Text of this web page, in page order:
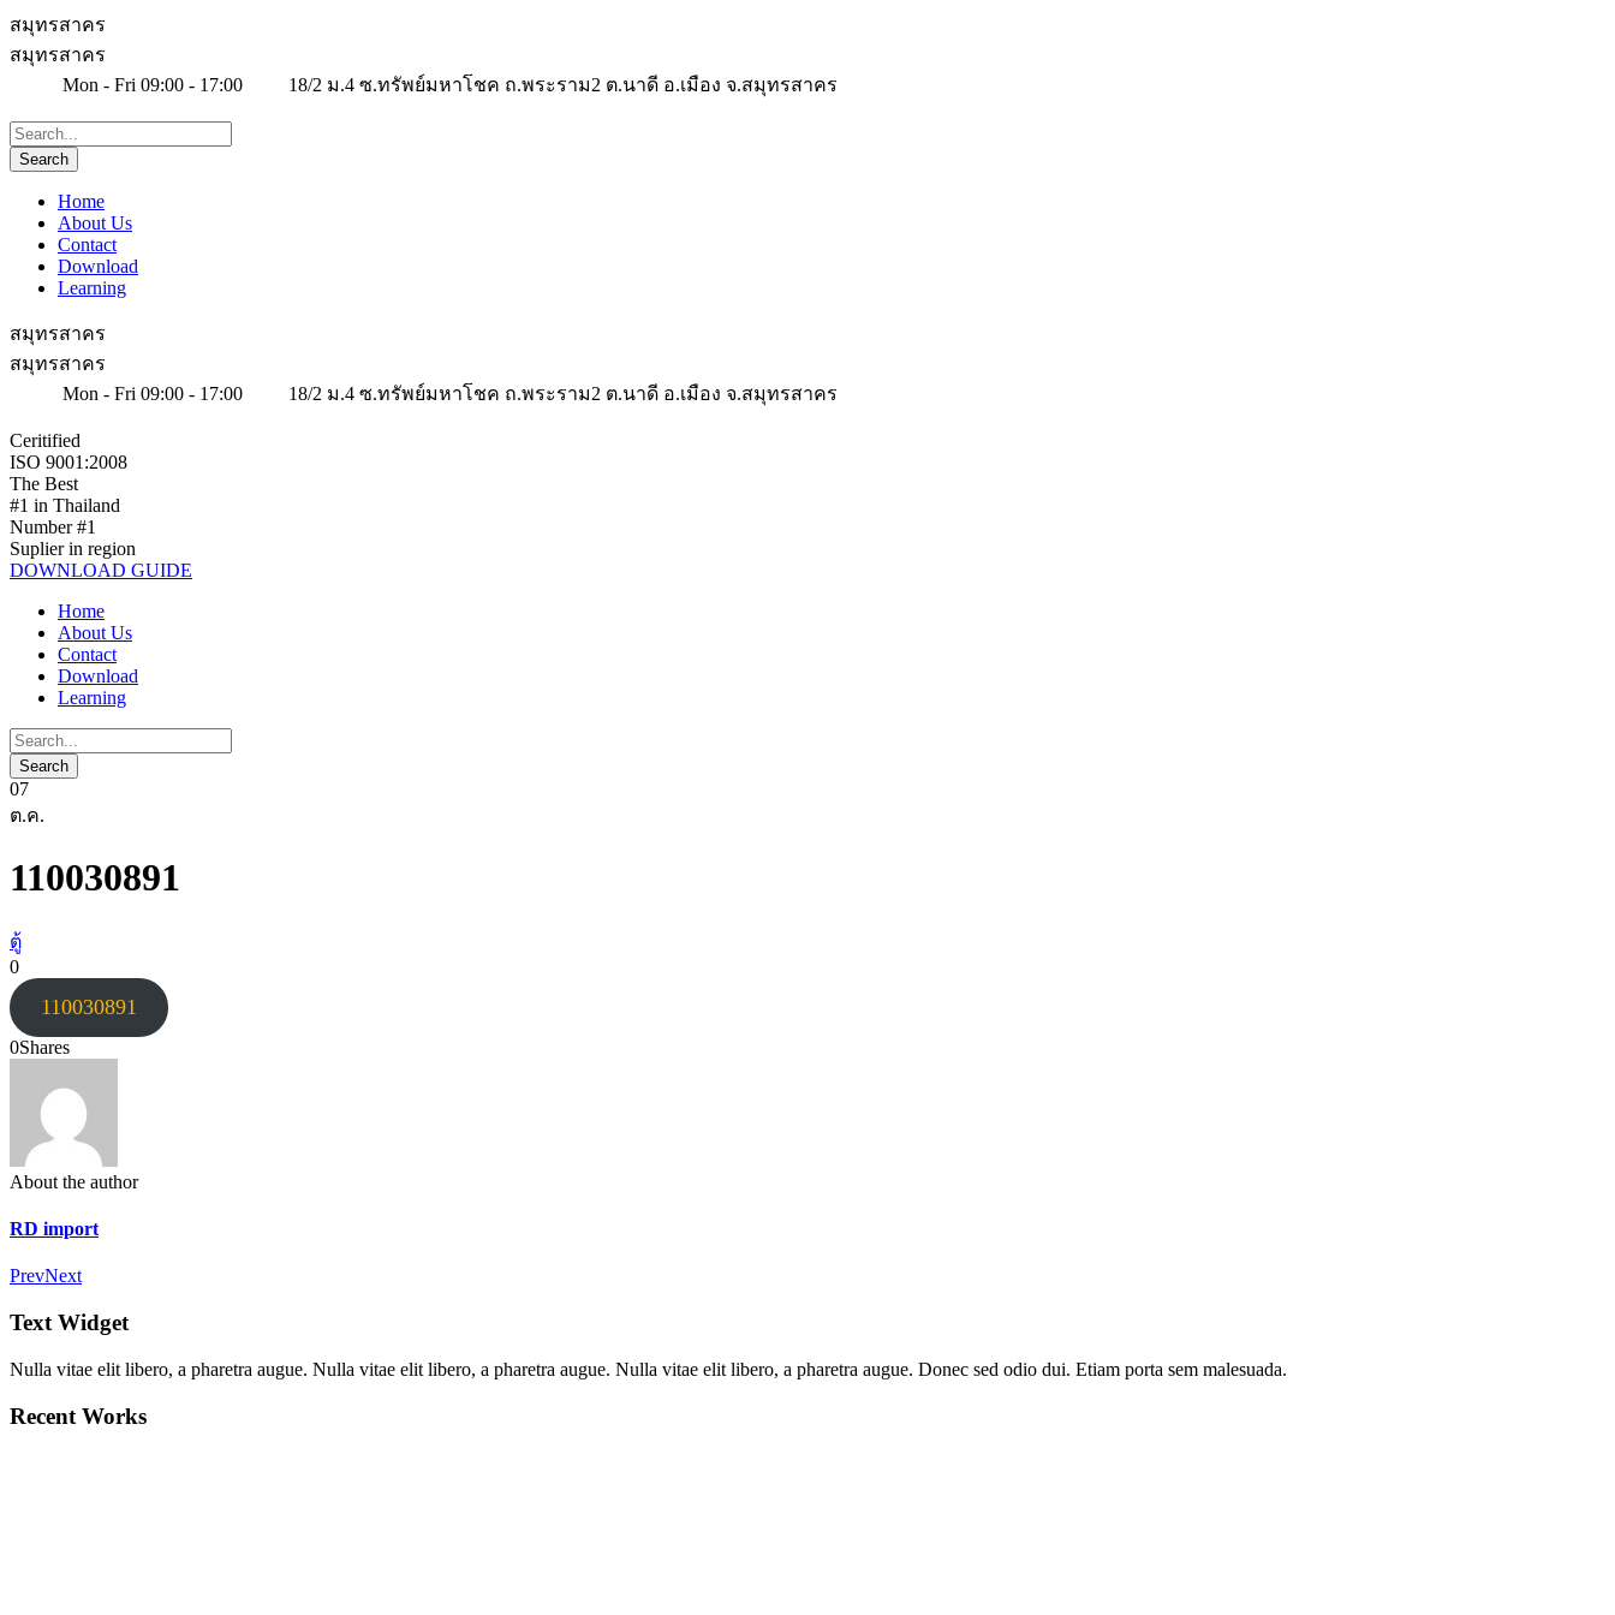
สมุทรสาคร
สมุทรสาคร
Mon - Fri 09:00 - 17:00
18/2 ม.4 ซ.ทรัพย์มหาโชค ถ.พระราม2 ต.นาดี อ.เมือง จ.สมุทรสาคร
Home
About Us
Contact
Download
Learning
สมุทรสาคร
สมุทรสาคร
Mon - Fri 09:00 - 17:00
18/2 ม.4 ซ.ทรัพย์มหาโชค ถ.พระราม2 ต.นาดี อ.เมือง จ.สมุทรสาคร
Ceritified
ISO 9001:2008
The Best
#1 in Thailand
Number #1
Suplier in region
DOWNLOAD GUIDE
Home
About Us
Contact
Download
Learning
07
ต.ค.
110030891
ตู้
0
110030891
0Shares
About the author
RD import
PrevNext
Text Widget
Nulla vitae elit libero, a pharetra augue. Nulla vitae elit libero, a pharetra augue. Nulla vitae elit libero, a pharetra augue. Donec sed odio dui. Etiam porta sem malesuada.
Recent Works